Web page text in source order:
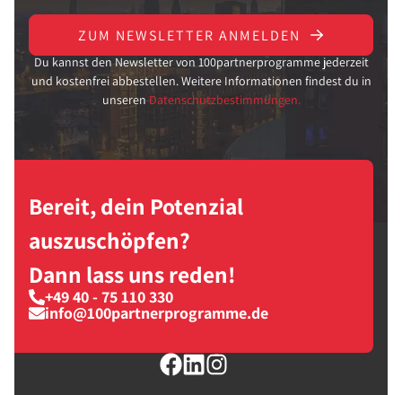
ZUM NEWSLETTER ANMELDEN
Du kannst den Newsletter von 100partnerprogramme jederzeit
und kostenfrei abbestellen. Weitere Informationen findest du in
unseren Datenschutzbestimmungen.
Bereit, dein Potenzial
auszuschöpfen?
Dann lass uns reden!
+49 40 - 75 110 330
info@100partnerprogramme.de